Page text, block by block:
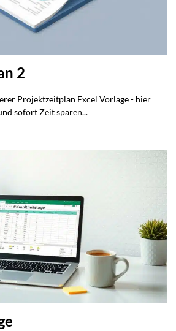
2
Projektzeitplan Excel Vorlage - hier
sofort Zeit sparen...